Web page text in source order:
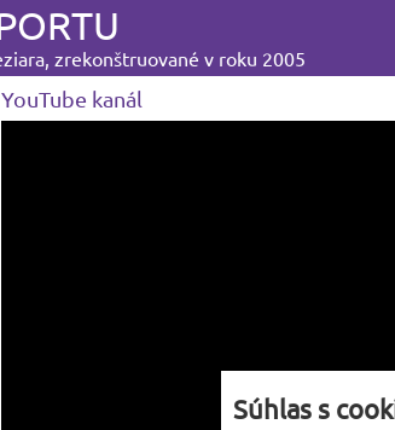
zrekonštruované v roku 2005
YouTube kanál
Súhlas s